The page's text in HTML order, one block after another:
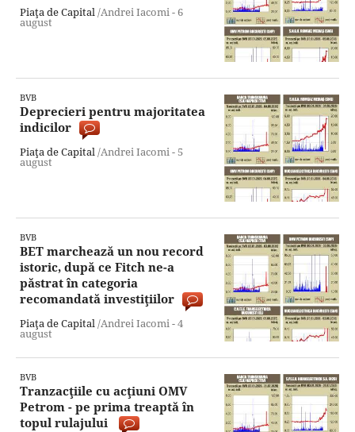
Piaţa de Capital/Andrei Iacomi -6
august
BVB
Deprecieri pentru majoritatea
indicilor
Piaţa de Capital/Andrei Iacomi - 5
august
BVB
BET marchează un nou record
istoric, după ce Fitch ne-a
păstrat în categoria
recomandată investiţiilor
Piaţa de Capital/Andrei Iacomi -4
august
BVB
Tranzacţiile cu acţiuni OMV
Petrom - pe prima treaptă în
topul rulajului